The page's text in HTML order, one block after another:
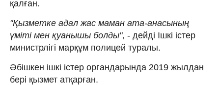
қалған.
"Қызметке адал жас маман ата-анасының
үміті мен қуанышы болды", - дейді Ішкі істер
министрлігі марқұм полицей туралы.
Әбішкен ішкі істер органдарында 2019 жылдан
бері қызмет атқарған.